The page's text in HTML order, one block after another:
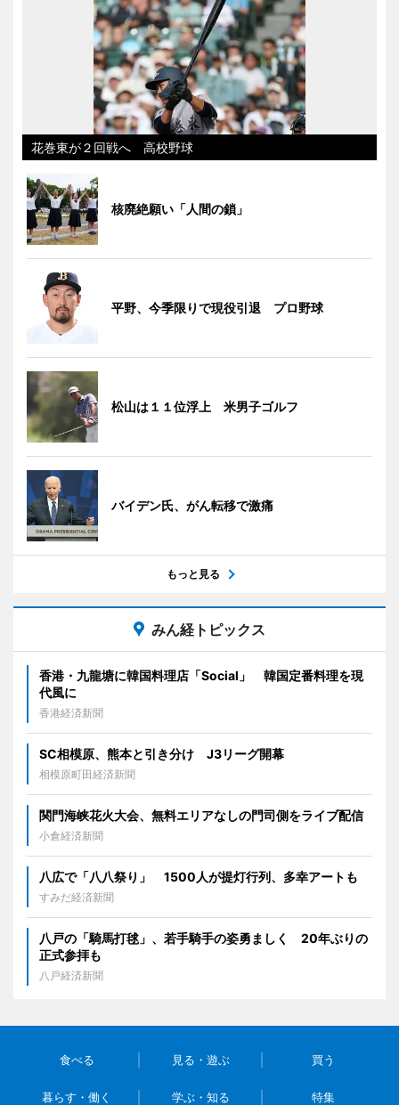
花巻東が２回戦へ 高校野球
核廃絶願い「人間の鎖」
平野、今季限りで現役引退 プロ野球
松山は１１位浮上 米男子ゴルフ
バイデン氏、がん転移で激痛
もっと見る
みん経トピックス
香港・九龍塘に韓国料理店「Social」 韓国定番料理を現
代風に
香港経済新聞
SC相模原、熊本と引き分け J3リーグ開幕
相模原町田経済新聞
関門海峡花火大会、無料エリアなしの門司側をライブ配信
小倉経済新聞
八広で「八八祭り」 1500人が提灯行列、多幸アートも
すみだ経済新聞
八戸の「騎馬打毬」、若手騎手の姿勇ましく 20年ぶりの
正式参拝も
八戸経済新聞
食べる 見る・遊ぶ 買う
暮らす・働く 学ぶ・知る 特集